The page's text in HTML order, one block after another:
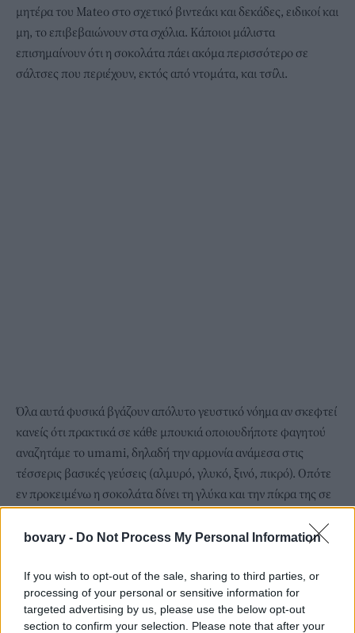
bovary - Do Not Process My Personal Information
If you wish to opt-out of the sale, sharing to third parties, or
processing of your personal or sensitive information for
targeted advertising by us, please use the below opt-out
section to confirm your selection. Please note that after your
μητέρα του Mateo στο σχετικό βιντεάκι και δεκάδες, ειδικοί και
μη, το επιβεβαιώνουν στα σχόλια. Κάποιοι μάλιστα
επισημαίνουν ότι η σοκολάτα πάει ακόμα περισσότερο σε
σάλτσες που περιέχουν, εκτός από ντομάτα, και τσίλι.
Όλα αυτά φυσικά βγάζουν απόλυτο γευστικό νόημα αν σκεφτεί
κανείς ότι πρακτικά σε κάθε μπουκιά οποιουδήποτε φαγητού
αναζητάμε το umami, δηλαδή την αρμονία ανάμεσα στις
τέσσερις βασικές γεύσεις (αλμυρό, γλυκό, ξινό, πικρό). Οπότε
εν προκειμένω η σοκολάτα δίνει τη γλύκα και την πίκρα της σε
Δείτε την ανάρτηση για τη σοκολάτα στη σάλτσα μπολονέζ: